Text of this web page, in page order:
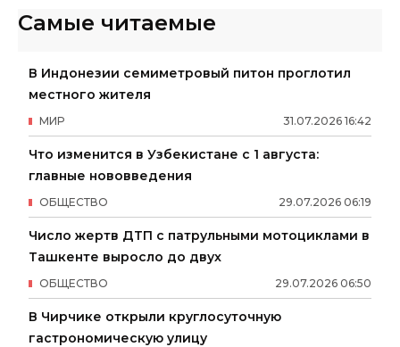
Самые читаемые
В Индонезии семиметровый питон проглотил
местного жителя
31.07.2026 16:42
МИР
Что изменится в Узбекистане с 1 августа:
главные нововведения
29.07.2026 06:19
ОБЩЕСТВО
Число жертв ДТП с патрульными мотоциклами в
Ташкенте выросло до двух
29.07.2026 06:50
ОБЩЕСТВО
В Чирчике открыли круглосуточную
гастрономическую улицу